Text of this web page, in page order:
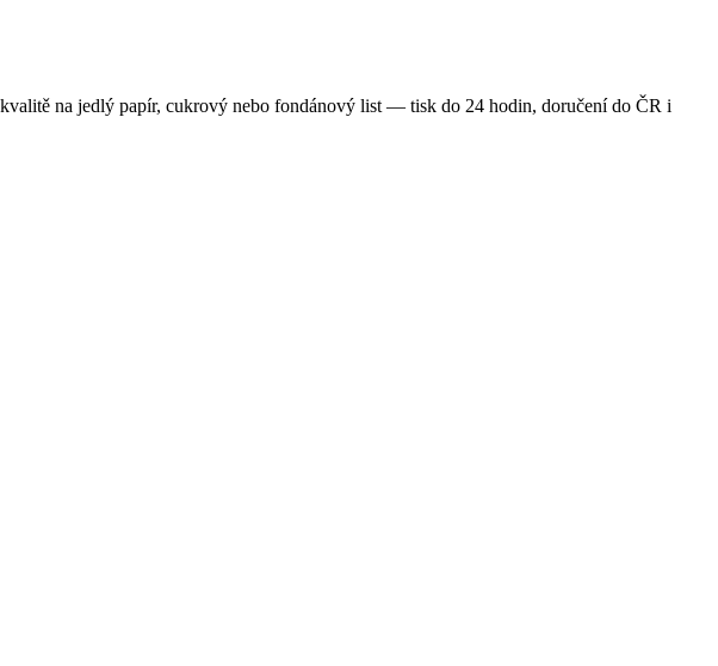
na jedlý papír, cukrový nebo fondánový list — tisk do 24 hodin, doručení do ČR i